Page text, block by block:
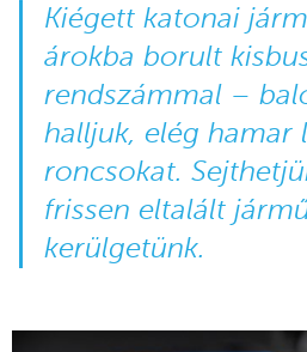
Kiégett katonai
árokba borult
rendszámmal –
halljuk, elég hamar
roncsokat.
frissen eltalált
kerülgetünk.